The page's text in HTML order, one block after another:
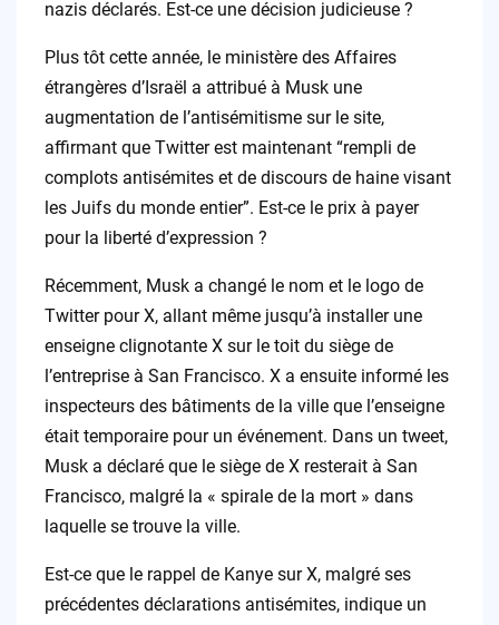
nazis déclarés. Est-ce une décision judicieuse ?
Plus tôt cette année, le ministère des Affaires
étrangères d’Israël a attribué à Musk une
augmentation de l’antisémitisme sur le site,
affirmant que Twitter est maintenant “rempli de
complots antisémites et de discours de haine visant
les Juifs du monde entier”. Est-ce le prix à payer
pour la liberté d’expression ?
Récemment, Musk a changé le nom et le logo de
Twitter pour X, allant même jusqu’à installer une
enseigne clignotante X sur le toit du siège de
l’entreprise à San Francisco. X a ensuite informé les
inspecteurs des bâtiments de la ville que l’enseigne
était temporaire pour un événement. Dans un tweet,
Musk a déclaré que le siège de X resterait à San
Francisco, malgré la « spirale de la mort » dans
laquelle se trouve la ville.
Est-ce que le rappel de Kanye sur X, malgré ses
précédentes déclarations antisémites, indique un